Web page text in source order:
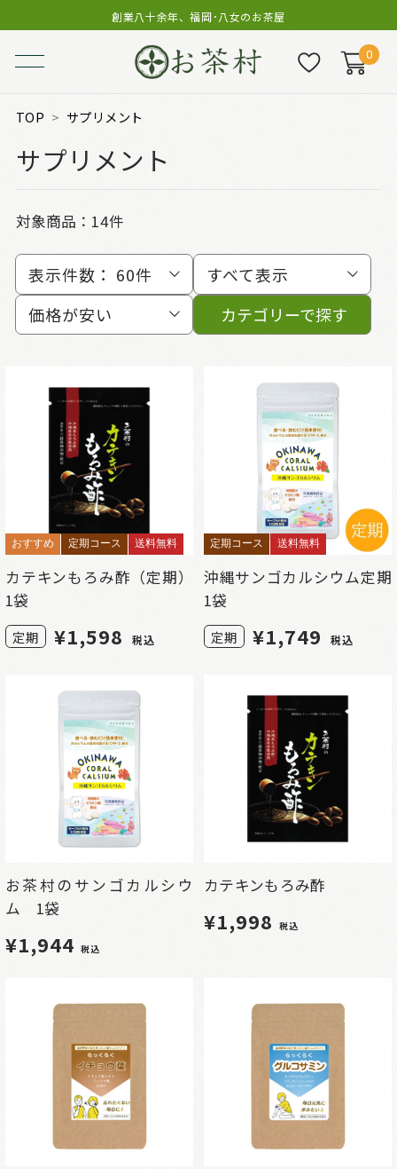
創業八十余年、福岡･八女のお茶屋
0
TOP サプリメント
サプリメント
対象商品： 14件
表示件数： 60件
すべて表示
価格が安い
カテゴリーで探す
おすすめ 定期コース 送料無料
カテキンもろみ酢（定期）
1袋
定期 ¥1,598 税込
定期コース 送料無料
沖縄サンゴカルシウム定期
1袋
定期 ¥1,749 税込
お茶村のサンゴカルシウ
ム 1袋
¥1,944 税込
カテキンもろみ酢
¥1,998 税込